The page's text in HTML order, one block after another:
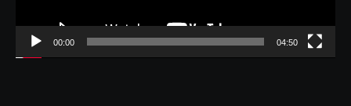
00:00 04:50